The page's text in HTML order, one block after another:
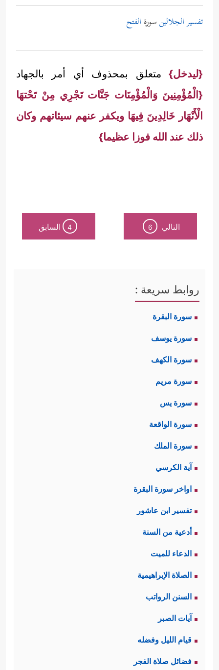
تفسير الجلالينسورة الفتح
{ليدخل} متعلق بمحذوف أي أمر بالجهاد
{الْمُؤْمِنِينَ وَالْمُؤْمِنَات جَنَّات تَجْرِي مِنْ تَحْتهَا
الْأَنْهَار خَالِدِينَ فِيهَا ويكفر عنهم سيئاتهم وكان
ذلك عند الله فوزا عظيما}
التالي 6
4 السابق
روابط سريعة :
سورة البقرة
سورة يوسف
سورة الكهف
سورة مريم
سورة يس
سورة الواقعة
سورة الملك
آية الكرسي
اواخر سورة البقرة
تفسير ابن عاشور
أدعية من السنة
الدعاء للميت
الصلاة الإبراهيمية
السنن الرواتب
آيات الصبر
قيام الليل وفضله
فضائل صلاة الفجر